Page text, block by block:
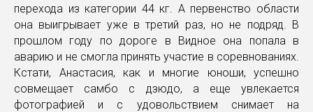
перехода из категории 44 кг. А первенство области
она выигрывает уже в третий раз, но не подряд. В
прошлом году по дороге в Видное она попала в
аварию и не смогла принять участие в соревнованиях.
Кстати, Анастасия, как и многие юноши, успешно
совмещает самбо с дзюдо, а еще увлекается
фотографией и с удовольствием снимает на